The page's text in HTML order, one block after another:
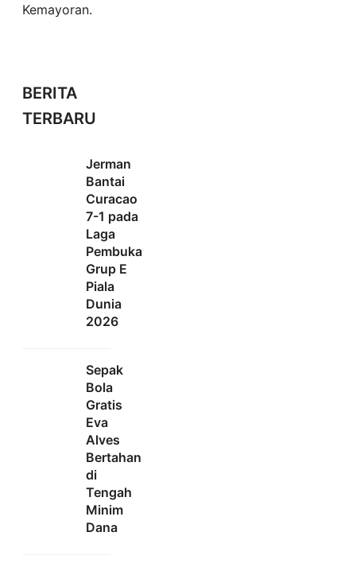
Kemayoran.
BERITA
TERBARU
Jerman
Bantai
Curacao
7-1 pada
Laga
Pembuka
Grup E
Piala
Dunia
2026
Sepak
Bola
Gratis
Eva
Alves
Bertahan
di
Tengah
Minim
Dana